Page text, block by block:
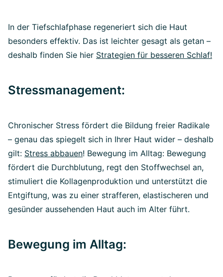
In der Tiefschlafphase regeneriert sich die Haut
besonders effektiv. Das ist leichter gesagt als getan –
deshalb finden Sie hier Strategien für besseren Schlaf!
Stressmanagement:
Chronischer Stress fördert die Bildung freier Radikale
– genau das spiegelt sich in Ihrer Haut wider – deshalb
gilt: Stress abbauen! Bewegung im Alltag: Bewegung
fördert die Durchblutung, regt den Stoffwechsel an,
stimuliert die Kollagenproduktion und unterstützt die
Entgiftung, was zu einer strafferen, elastischeren und
gesünder aussehenden Haut auch im Alter führt.
Bewegung im Alltag: